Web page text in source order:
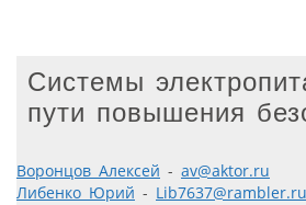
Системы
пути повышения
Воронцов Алексей - av@aktor.ru
Либенко Юрий - Lib7637@rambler.ru